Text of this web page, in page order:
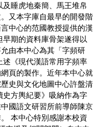
睡虎地秦簡、馬王堆帛
又本字庫自最早的開發階
中心的范國教授提供的漢
期的資料庫骨架遂得以
由本中心為其「字頻研
《現代漢語常用字頻率
頁的製作。近年本中心就
史與文化地圖中心許盤清
方輿紀要》吸納作為字
國語文研習所前導師陳京
本中心特別感謝本校資